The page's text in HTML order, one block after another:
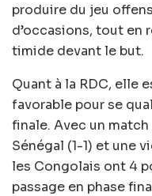
produire du jeu
d’occasions, tout en
timide devant le but.
Quant à la RDC, elle
favorable pour se
finale. Avec un
Sénégal (1-1) et une
les Congolais ont 4
passage en phase